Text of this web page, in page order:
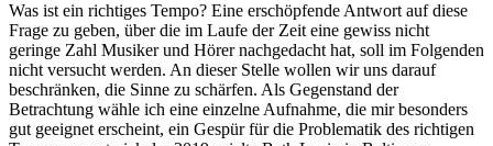
Was ist ein richtiges Tempo? Eine erschöpfende Antwort auf diese
Frage zu geben, über die im Laufe der Zeit eine gewiss nicht
geringe Zahl Musiker und Hörer nachgedacht hat, soll im Folgenden
nicht versucht werden. An dieser Stelle wollen wir uns darauf
beschränken, die Sinne zu schärfen. Als Gegenstand der
Betrachtung wähle ich eine einzelne Aufnahme, die mir besonders
gut geeignet erscheint, ein Gespür für die Problematik des richtigen